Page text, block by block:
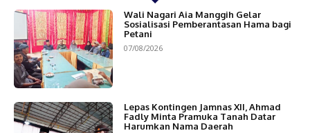
Wali Nagari Aia Manggih Gelar
Sosialisasi Pemberantasan Hama bagi
Petani
07/08/2026
Lepas Kontingen Jamnas XII, Ahmad
Fadly Minta Pramuka Tanah Datar
Harumkan Nama Daerah